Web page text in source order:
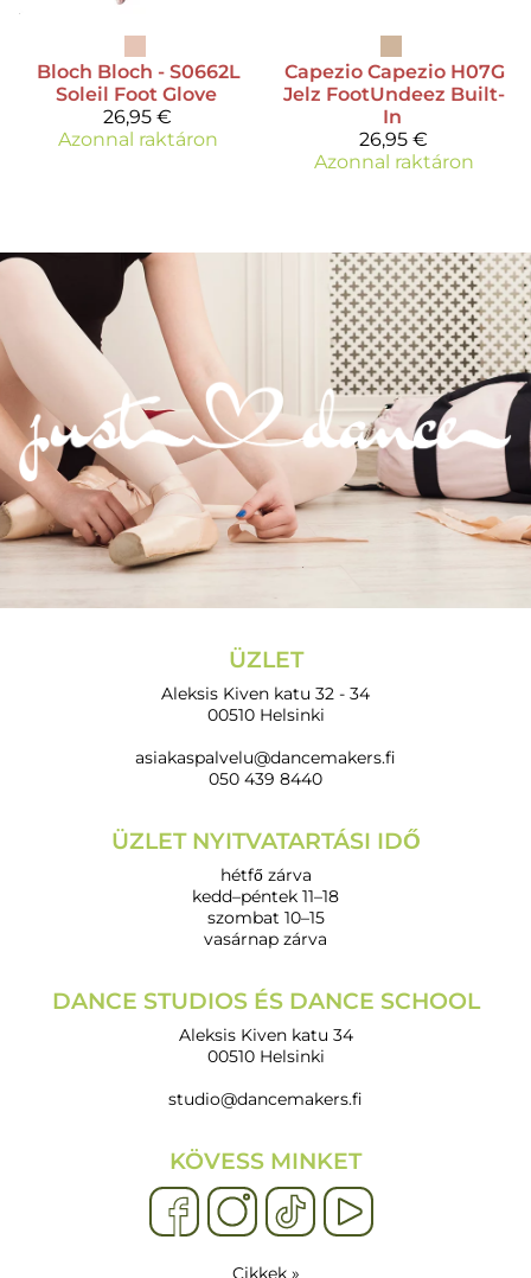
Bloch Bloch - S0662L
Soleil Foot Glove
26,95 €
Azonnal raktáron
Capezio Capezio H07G
Jelz FootUndeez Built-
In
26,95 €
Azonnal raktáron
ÜZLET
Aleksis Kiven katu 32 - 34
00510 Helsinki
asiakaspalvelu@dancemakers.fi
050 439 8440
ÜZLET NYITVATARTÁSI IDŐ
hétfő zárva
kedd–péntek 11–18
szombat 10–15
vasárnap zárva
DANCE STUDIOS ÉS DANCE SCHOOL
Aleksis Kiven katu 34
00510 Helsinki
studio@dancemakers.fi
KÖVESS MINKET
Cikkek »